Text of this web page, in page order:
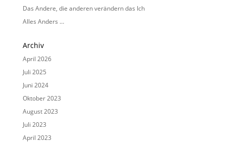
Das Andere, die anderen verändern das Ich
Alles Anders …
Archiv
April 2026
Juli 2025
Juni 2024
Oktober 2023
August 2023
Juli 2023
April 2023